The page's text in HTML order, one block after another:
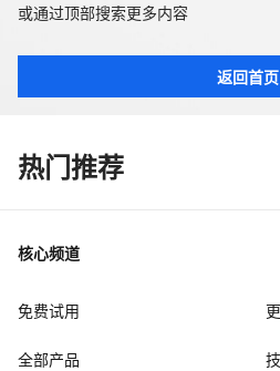
或通过顶部搜索更多内容
返回首页
热门推荐
核心频道
免费试用
全部产品